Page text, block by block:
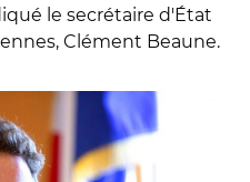
le secrétaire d'État
Clément Beaune.